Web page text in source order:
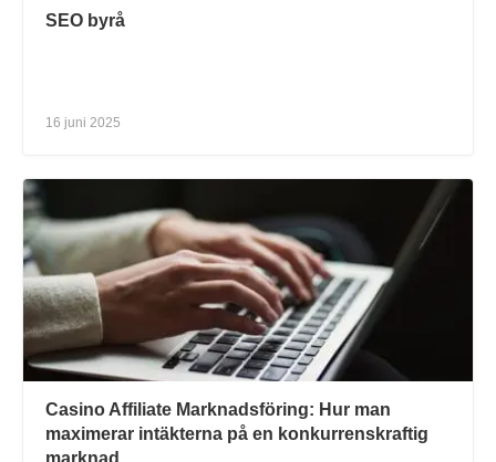
SEO byrå
16 juni 2025
Casino Affiliate Marknadsföring: Hur man
maximerar intäkterna på en konkurrenskraftig